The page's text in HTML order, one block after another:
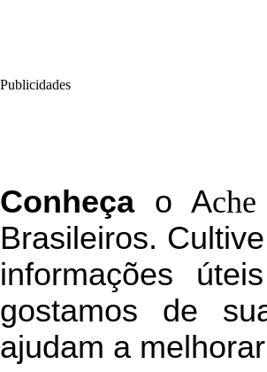
Publicidades
Conheçao A
Brasileiros.
informações úteis
gostamos de
ajudam a